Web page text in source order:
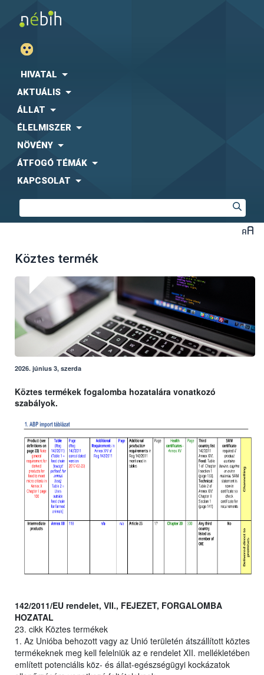
HIVATAL
AKTUÁLIS
ÁLLAT
ÉLELMISZER
NÖVÉNY
ÁTFOGÓ TÉMÁK
KAPCSOLAT
Köztes termék
2026. június 3, szerda
Köztes termékek fogalomba hozatalára vonatkozó
szabályok.
142/2011/EU rendelet, VII., FEJEZET, FORGALOMBA
HOZATAL
23. cikk Köztes termékek
1. Az Unióba behozott vagy az Unió területén átszállított köztes
termékeknek meg kell felelniük az e rendelet XII. mellékletében
említett potenciális köz- és állat-egészségügyi kockázatok